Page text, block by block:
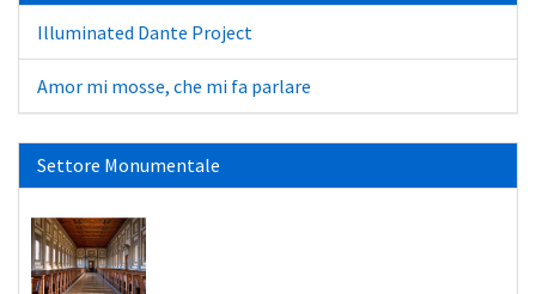
Illuminated Dante Project
Amor mi mosse, che mi fa parlare
Settore Monumentale